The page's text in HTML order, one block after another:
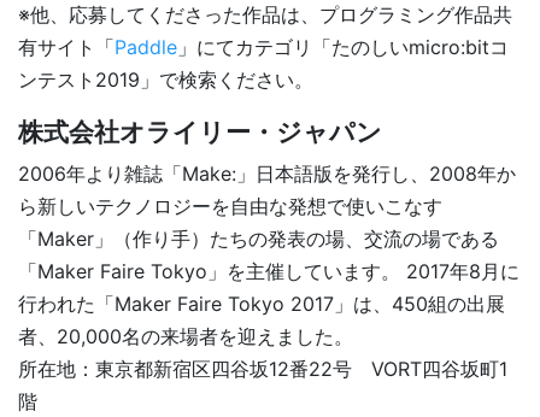
※他、応募してくださった作品は、プログラミング作品共
有サイト「Paddle 」にてカテゴリ「たのしいmicro:bitコ
ンテスト2019」で検索ください。
株式会社オライリー・ジャパン
2006年より雑誌「Make:」日本語版を発行し、2008年か
ら新しいテクノロジーを自由な発想で使いこなす
「Maker」（作り手）たちの発表の場、交流の場である
「Maker Faire Tokyo」を主催しています。 2017年8月に
行われた「Maker Faire Tokyo 2017」は、450組の出展
者、20,000名の来場者を迎えました。
所在地：東京都新宿区四谷坂12番22号 VORT四谷坂町1
階